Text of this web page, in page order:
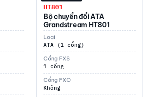
HT801
Bộ chuyển đổi ATA
Grandstream HT801
Loại
ATA (1 cổng)
Cổng FXS
1 cổng
Cổng FXO
Không